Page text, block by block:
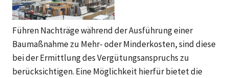
Führen Nachträge während der Ausführung einer
Baumaßnahme zu Mehr- oder Minderkosten, sind diese
bei der Ermittlung des Vergütungsanspruchs zu
berücksichtigen. Eine Möglichkeit hierfür bietet die